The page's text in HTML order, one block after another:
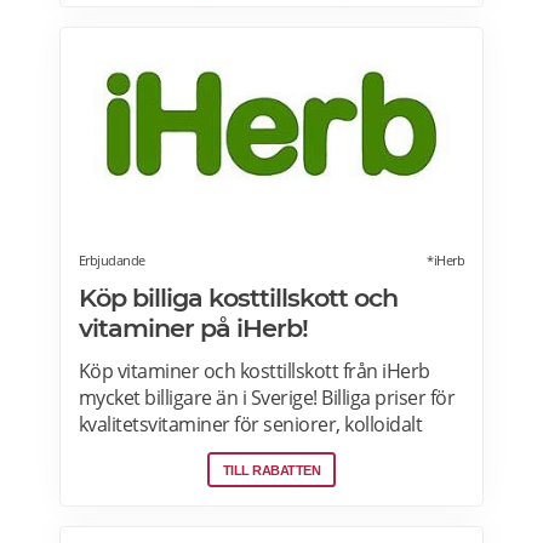
Erbjudande *iHerb
Köp billiga kosttillskott och
vitaminer på iHerb!
Köp vitaminer och kosttillskott från iHerb
mycket billigare än i Sverige! Billiga priser för
kvalitetsvitaminer för seniorer, kolloidalt
silver, lions mane, Ashwagandha, NAD+,
lutein, manukahonung, kollagen och riktigt
TILL RABATTEN